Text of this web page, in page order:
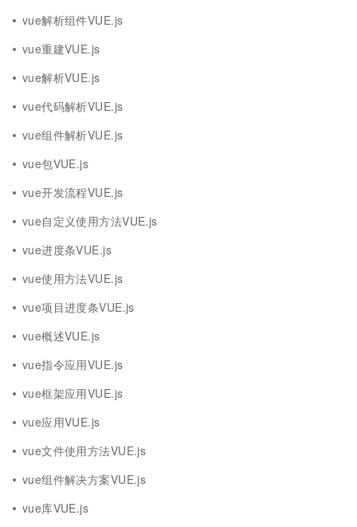
vue解析组件VUE.js
vue重建VUE.js
vue解析VUE.js
vue代码解析VUE.js
vue组件解析VUE.js
vue包VUE.js
vue开发流程VUE.js
vue自定义使用方法VUE.js
vue进度条VUE.js
vue使用方法VUE.js
vue项目进度条VUE.js
vue概述VUE.js
vue指令应用VUE.js
vue框架应用VUE.js
vue应用VUE.js
vue文件使用方法VUE.js
vue组件解决方案VUE.js
vue库VUE.js